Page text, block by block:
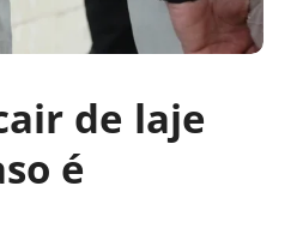
de laje
é